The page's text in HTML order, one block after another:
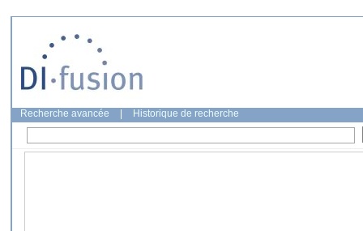
Recherche avancée Historique de recherche